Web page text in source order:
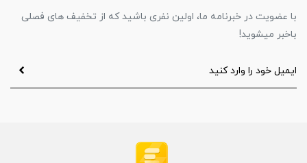
با عضویت در خبرنامه ما، اولین نفری باشید که از تخفیف های فصلی
باخبر میشوید!